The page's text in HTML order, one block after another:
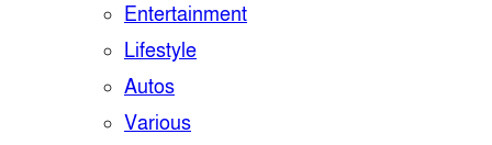
Entertainment
Lifestyle
Autos
Various